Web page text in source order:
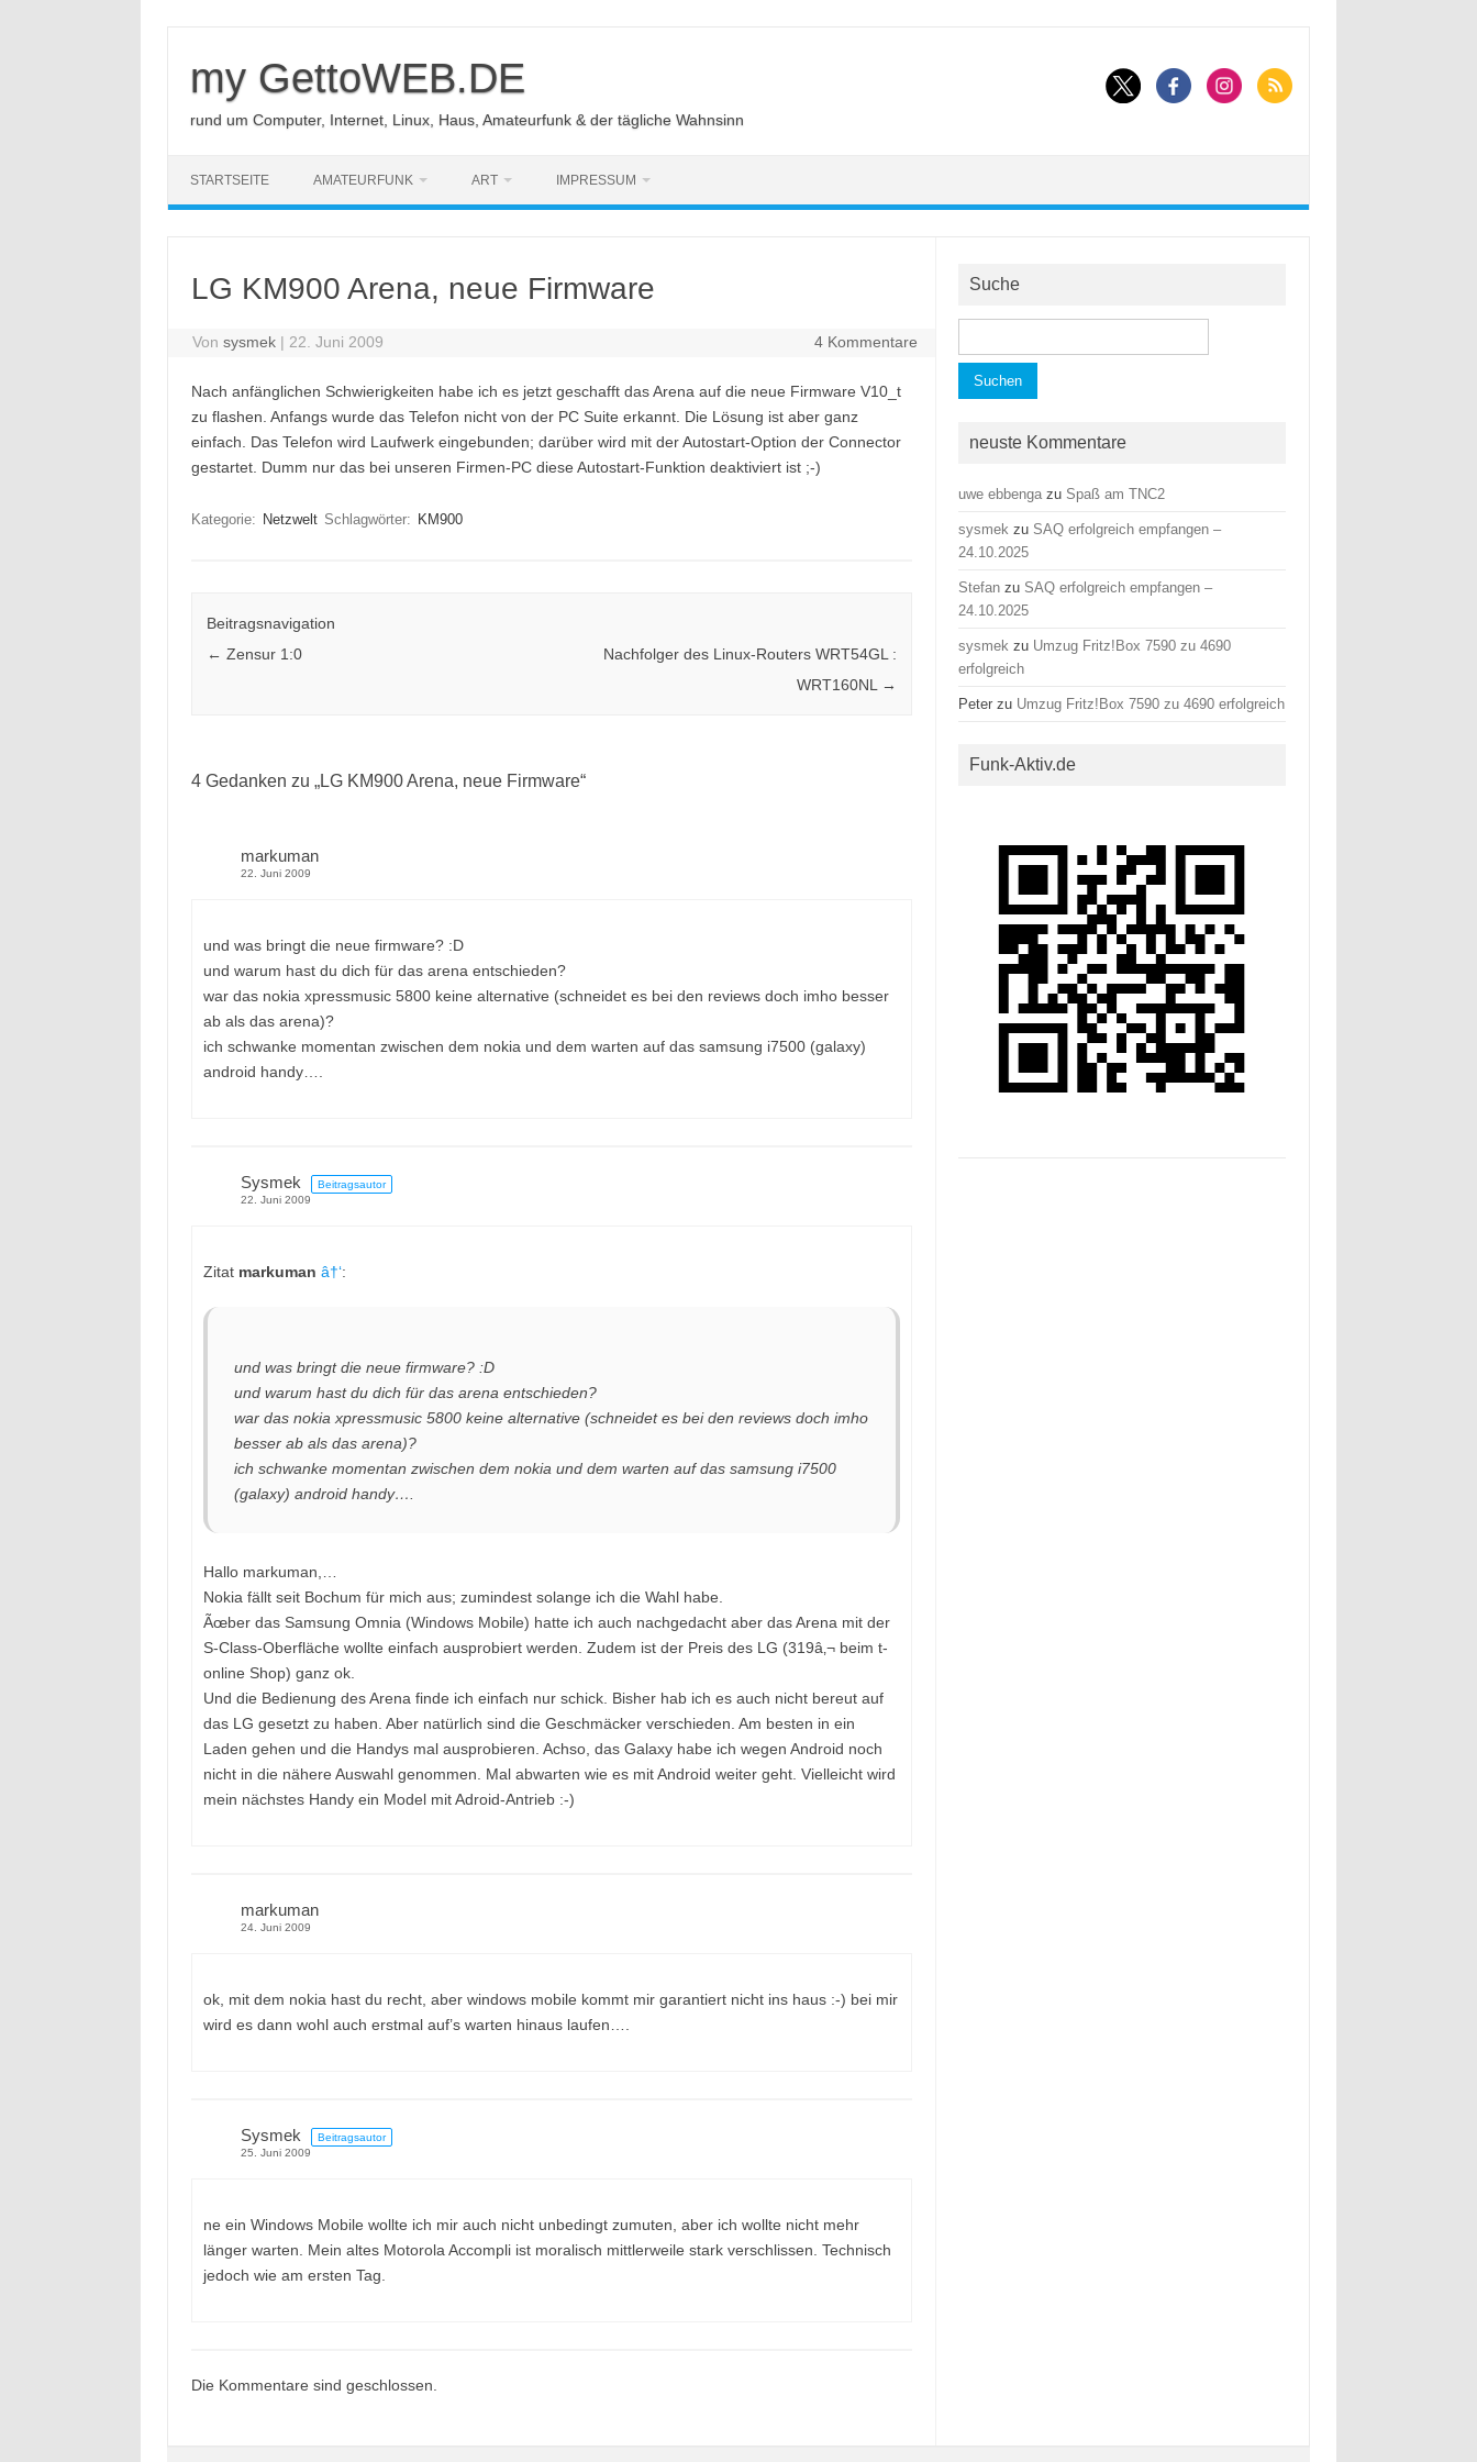
my GettoWEB.DE
rund um Computer, Internet, Linux, Haus, Amateurfunk & der tägliche Wahnsinn
STARTSEITE AMATEURFUNK ART IMPRESSUM
LG KM900 Arena, neue Firmware
Vonsysmek | 22. Juni 2009 4 Kommentare
Nach anfänglichen Schwierigkeiten habe ich es jetzt geschafft das Arena auf die neue Firmware V10_t
zu flashen. Anfangs wurde das Telefon nicht von der PC Suite erkannt. Die Lösung ist aber ganz
einfach. Das Telefon wird Laufwerk eingebunden; darüber wird mit der Autostart-Option der Connector
gestartet. Dumm nur das bei unseren Firmen-PC diese Autostart-Funktion deaktiviert ist ;-)
Kategorie: Netzwelt Schlagwörter: KM900
Beitragsnavigation
← Zensur 1:0
Nachfolger des Linux-Routers WRT54GL :
WRT160NL
→
4 Gedanken zu „LG KM900 Arena, neue Firmware“
markuman
22. Juni 2009
und was bringt die neue firmware? :D
und warum hast du dich für das arena entschieden?
war das nokia xpressmusic 5800 keine alternative (schneidet es bei den reviews doch imho besser
ab als das arena)?
ich schwanke momentan zwischen dem nokia und dem warten auf das samsung i7500 (galaxy)
android handy….
Sysmek
Beitragsautor
22. Juni 2009
Zitat markuman â†‘:
und was bringt die neue firmware? :D
und warum hast du dich für das arena entschieden?
war das nokia xpressmusic 5800 keine alternative (schneidet es bei den reviews doch imho
besser ab als das arena)?
ich schwanke momentan zwischen dem nokia und dem warten auf das samsung i7500
(galaxy) android handy….
Hallo markuman,…
Nokia fällt seit Bochum für mich aus; zumindest solange ich die Wahl habe.
Ãœber das Samsung Omnia (Windows Mobile) hatte ich auch nachgedacht aber das Arena mit der
S-Class-Oberfläche wollte einfach ausprobiert werden. Zudem ist der Preis des LG (319â‚¬ beim t-
online Shop) ganz ok.
Und die Bedienung des Arena finde ich einfach nur schick. Bisher hab ich es auch nicht bereut auf
das LG gesetzt zu haben. Aber natürlich sind die Geschmäcker verschieden. Am besten in ein
Laden gehen und die Handys mal ausprobieren. Achso, das Galaxy habe ich wegen Android noch
nicht in die nähere Auswahl genommen. Mal abwarten wie es mit Android weiter geht. Vielleicht wird
mein nächstes Handy ein Model mit Adroid-Antrieb :-)
markuman
24. Juni 2009
ok, mit dem nokia hast du recht, aber windows mobile kommt mir garantiert nicht ins haus :-) bei mir
wird es dann wohl auch erstmal auf’s warten hinaus laufen….
Sysmek
Beitragsautor
25. Juni 2009
ne ein Windows Mobile wollte ich mir auch nicht unbedingt zumuten, aber ich wollte nicht mehr
länger warten. Mein altes Motorola Accompli ist moralisch mittlerweile stark verschlissen. Technisch
jedoch wie am ersten Tag.
Die Kommentare sind geschlossen.
Suche
nach:
neuste Kommentare
uwe ebbenga zu Spaß am TNC2
sysmek zu SAQ erfolgreich empfangen –
24.10.2025
Stefan zu SAQ erfolgreich empfangen –
24.10.2025
sysmek zu Umzug Fritz!Box 7590 zu 4690
erfolgreich
Peter zu Umzug Fritz!Box 7590 zu 4690 erfolgreich
Funk-Aktiv.de